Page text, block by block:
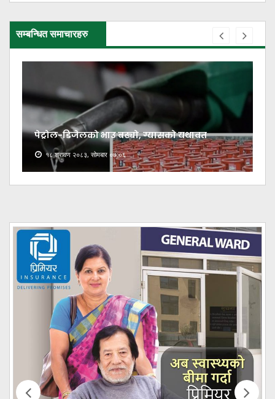
सम्बन्धित समाचारहरु
पेट्रोल-डिजेलको भाउ बढ्यो, ग्यासको यथावत
१८ श्रावण २०८३, सोमबार ०७:०६